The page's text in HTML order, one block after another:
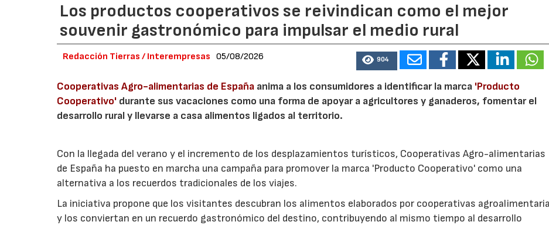
Los productos cooperativos se reivindican como el mejor
souvenir gastronómico para impulsar el medio rural
Redacción Tierras / Interempresas 05/08/2026 904
Cooperativas Agro-alimentarias de España anima a los consumidores a identificar la marca 'Producto
Cooperativo' durante sus vacaciones como una forma de apoyar a agricultores y ganaderos, fomentar el
desarrollo rural y llevarse a casa alimentos ligados al territorio.
Con la llegada del verano y el incremento de los desplazamientos turísticos, Cooperativas Agro-alimentarias
de España ha puesto en marcha una campaña para promover la marca 'Producto Cooperativo' como una
alternativa a los recuerdos tradicionales de los viajes.
La iniciativa propone que los visitantes descubran los alimentos elaborados por cooperativas
y los conviertan en un recuerdo gastronómico del destino, contribuyendo al mismo tiempo al desarrollo